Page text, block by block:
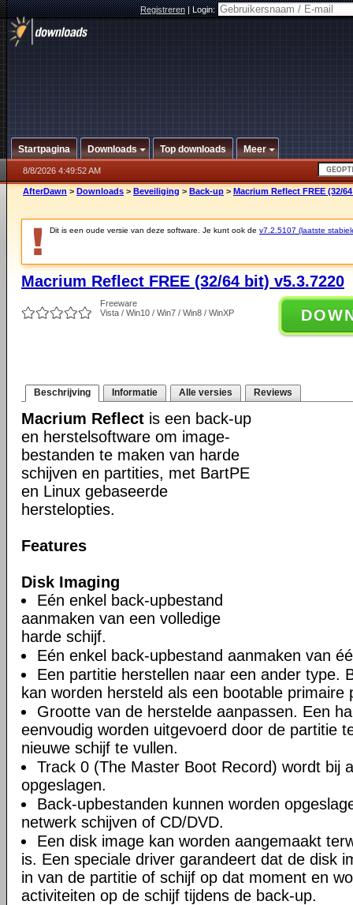
Registreren|Login:
Startpagina Downloads Top downloads Meer
8/8/2026 4:49:52 AM
AfterDawn > Downloads > Beveiliging > Back-up > Macrium Reflect FREE (32/
Dit is een oude versie van deze software. Je kunt ook de v7.2.5107 (laatste
Macrium Reflect FREE (32/64 bit) v5.3.7220
Freeware
Vista / Win10 / Win7 / Win8 / WinXP
Beschrijving Informatie Alle versies Reviews
Macrium Reflect is een back-up
en herstelsoftware om image-
bestanden te maken van harde
schijven en partities, met BartPE
en Linux gebaseerde
herstelopties.
Features
Disk Imaging
Eén enkel back-upbestand
aanmaken van een volledige
harde schijf.
Eén enkel back-upbestand aanmaken van
Een partitie herstellen naar een ander type.
kan worden hersteld als een bootable primaire
Grootte van de herstelde aanpassen. Een
eenvoudig worden uitgevoerd door de partitie
nieuwe schijf te vullen.
Track 0 (The Master Boot Record) wordt bij
opgeslagen.
Back-upbestanden kunnen worden
netwerk schijven of CD/DVD.
Een disk image kan worden aangemaakt
is. Een speciale driver garandeert dat de disk
in van de partitie of schijf op dat moment en
activiteiten op de schijf tijdens de back-up.